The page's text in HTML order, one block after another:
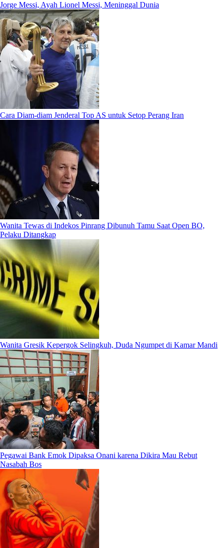
Jorge Messi, Ayah Lionel Messi, Meninggal Dunia
Cara Diam-diam Jenderal Top AS untuk Setop Perang Iran
Wanita Tewas di Indekos Pinrang Dibunuh Tamu Saat Open BO,
Pelaku Ditangkap
Wanita Gresik Kepergok Selingkuh, Duda Ngumpet di Kamar Mandi
Pegawai Bank Emok Dipaksa Onani karena Dikira Mau Rebut
Nasabah Bos